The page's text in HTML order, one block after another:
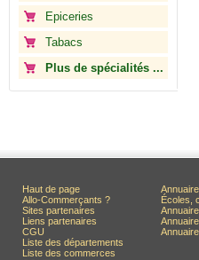
Epiceries
Tabacs
Plus de spécialités ...
Haut de page
Allo-Commerçants ?
Sites partenaires
Liens partenaires
CGU
Liste des départements
Liste des commerces
Écoles,